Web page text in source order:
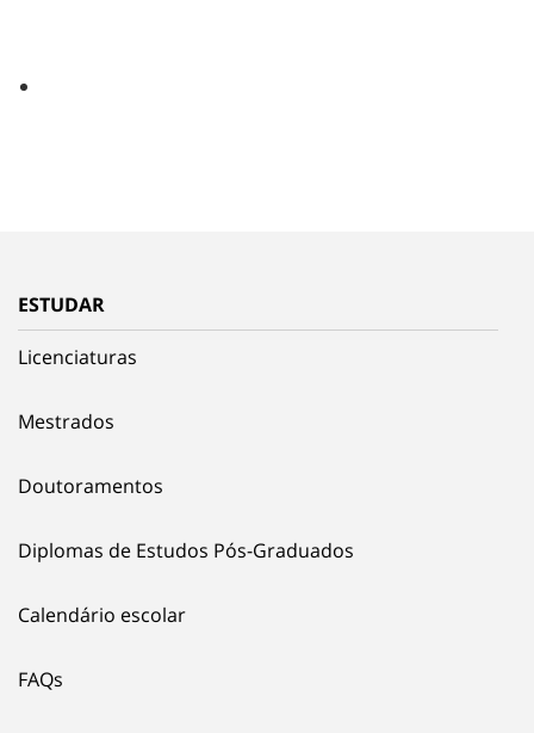
ESTUDAR
Licenciaturas
Mestrados
Doutoramentos
Diplomas de Estudos Pós-Graduados
Calendário escolar
FAQs